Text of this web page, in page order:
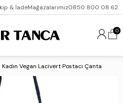
& İadeMağazalarımız0850 800 08 62
0
Vegan Lacivert Postacı Çanta